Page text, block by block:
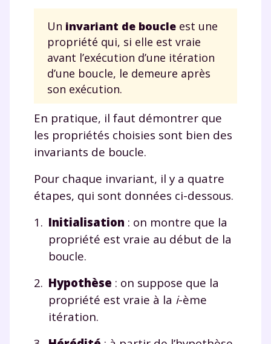
Un invariant de boucle est une
propriété qui, si elle est vraie
avant l’exécution d’une itération
d’une boucle, le demeure après
son exécution.
En pratique, il faut démontrer que
les propriétés choisies sont bien des
invariants de boucle.
Pour chaque invariant, il y a quatre
étapes, qui sont données ci-dessous.
Initialisation : on montre que la
propriété est vraie au début de la
boucle.
Hypothèse : on suppose que la
propriété est vraie à la i-ème
itération.